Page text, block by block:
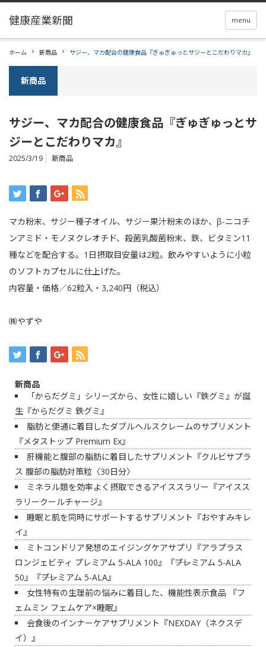
menu
ホーム 新商品 サジー、マカ配合の健康食品『ぎゅぎゅっとサジーとこだわりマカ』
新商品
サジー、マカ配合の健康食品『ぎゅぎゅっとサ
ジーとこだわりマカ』
2025/3/19 新商品
マカ粉末、サジー種子オイル、サジー果汁粉末のほか、β-ニコチ
ンアミド・モノヌクレオチド、殺菌乳酸菌粉末、鉄、ビタミン11
種などを配合する。1日摂取目安量は2粒。飲みやすいように小粒
のソフトカプセルに仕上げた。
内容量・価格／62粒入・3,240円（税込）
㈱やずや
新商品
「からだグミ」シリーズから、女性に嬉しい『鉄グミ』が誕
生『からだグミ 鉄グミ』
脂肪と便通に着目したダブルヘルスクレームのサプリメント
『メタストップ Premium Ex』
肝機能と腹部の脂肪に着目したサプリメント『クルビサプラ
ス 腹部の脂肪対策粒〈30日分〉
ミネラル類を効率よく摂取できるアイススラリー『アイスス
ラリークールチャージ』
睡眠と肌を同時にサポートするサプリメント『おやすみキレ
イ』
ミトコンドリア発想のエイジングケアサプリ『アラプラス
ロンジェビティ プレミアム 5-ALA 100』『――プレミアム 5-ALA
50』『――プレミアム 5-ALA』
女性特有の生理前の悩みに着目した、機能性表示食品 『フ
ェムミン フェムケア×睡眠』
会食後のインナーケアサプリメント『NEXDAY（ネクスデ
イ）』